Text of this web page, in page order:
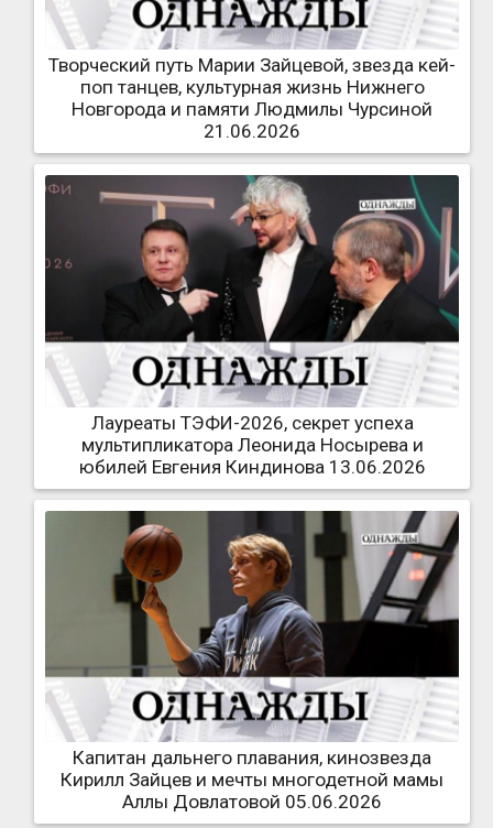
Творческий путь Марии Зайцевой, звезда кей-
поп танцев, культурная жизнь Нижнего
Новгорода и памяти Людмилы Чурсиной
21.06.2026
Лауреаты ТЭФИ-2026, секрет успеха
мультипликатора Леонида Носырева и
юбилей Евгения Киндинова 13.06.2026
Капитан дальнего плавания, кинозвезда
Кирилл Зайцев и мечты многодетной мамы
Аллы Довлатовой 05.06.2026